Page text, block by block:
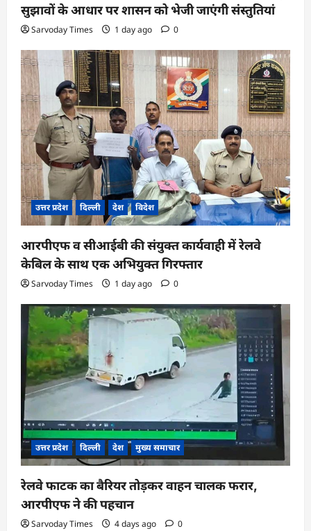
सुझावों के आधार पर शासन को भेजी जाएंगी संस्तुतियां
Sarvoday Times 1 day ago 0
उत्तर प्रदेश दिल्ली देश विदेश
आरपीएफ व सीआईबी की संयुक्त कार्यवाही में रेलवे
केबिल के साथ एक अभियुक्त गिरफ्तार
Sarvoday Times 1 day ago 0
उत्तर प्रदेश दिल्ली देश मुख्य समाचार
रेलवे फाटक का बैरियर तोड़कर वाहन चालक फरार,
आरपीएफ ने की पहचान
Sarvoday Times 4 days ago 0